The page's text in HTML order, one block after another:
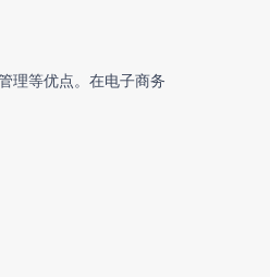
理等优点。在电子商务